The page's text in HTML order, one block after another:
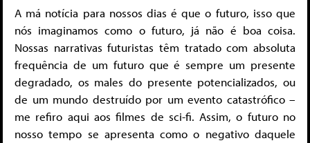
A má notícia para nossos dias é que o futuro, isso que
nós imaginamos como o futuro, já não é boa coisa.
Nossas narrativas futuristas têm tratado com absoluta
frequência de um futuro que é sempre um presente
degradado, os males do presente potencializados, ou
de um mundo destruído por um evento catastrófico –
me refiro aqui aos filmes de sci-fi. Assim, o futuro no
nosso tempo se apresenta como o negativo daquele